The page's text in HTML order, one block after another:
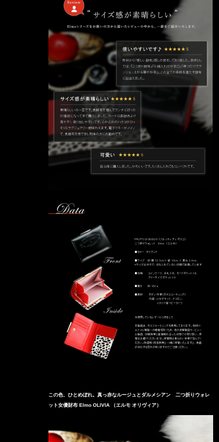
この色、ひとめぼれ。真っ赤なルージュとダルメシアン 二つ折りウォレ
ット女優財布 Elmo OLIVIA （エルモ オリヴィア）